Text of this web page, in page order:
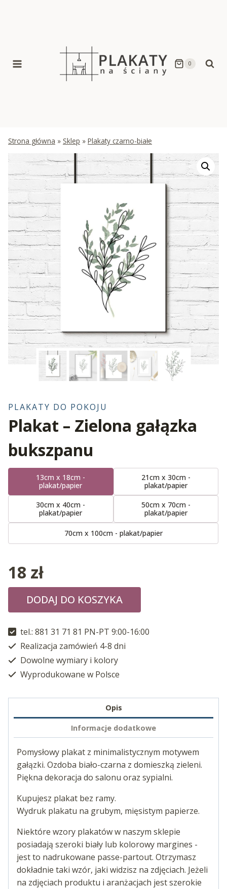
0
Strona główna » Sklep » Plakaty czarno-białe
PLAKATY DO POKOJU
Plakat – Zielona gałązka
bukszpanu
13cm x 18cm -
plakat/papier
21cm x 30cm -
plakat/papier
30cm x 40cm -
plakat/papier
50cm x 70cm -
plakat/papier
70cm x 100cm - plakat/papier
18 zł
DODAJ DO KOSZYKA
tel.: 881 31 71 81 PN-PT 9:00-16:00
Realizacja zamówień 4-8 dni
Dowolne wymiary i kolory
Wyprodukowane w Polsce
Opis
Informacje dodatkowe
Pomysłowy plakat z minimalistycznym motywem
gałązki. Ozdoba biało-czarna z domieszką zieleni.
Piękna dekoracja do salonu oraz sypialni.
Kupujesz plakat bez ramy.
Wydruk plakatu na grubym, mięsistym papierze.
Niektóre wzory plakatów w naszym sklepie
posiadają szeroki biały lub kolorowy margines -
jest to nadrukowane passe-partout. Otrzymasz
dokładnie taki wzór, jaki widzisz na zdjęciach. Jeżeli
na zdjęciach produktu i aranżacjach jest szerokie